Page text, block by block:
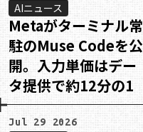
AIニュース
Metaがターミナル常
駐のMuse Codeを公
開。入力単価はデー
タ提供で約12分の1
Jul 29 2026